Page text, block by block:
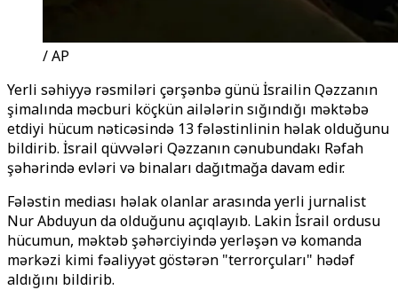
/ AP
Yerli səhiyyə rəsmiləri çərşənbə günü İsrailin Qəzzanın
şimalında məcburi köçkün ailələrin sığındığı məktəbə
etdiyi hücum nəticəsində 13 fələstinlinin həlak olduğunu
bildirib. İsrail qüvvələri Qəzzanın cənubundakı Rəfah
şəhərində evləri və binaları dağıtmağa davam edir.
Fələstin mediası həlak olanlar arasında yerli jurnalist
Nur Abduyun da olduğunu açıqlayıb. Lakin İsrail ordusu
hücumun, məktəb şəhərciyində yerləşən və komanda
mərkəzi kimi fəaliyyət göstərən "terrorçuları" hədəf
aldığını bildirib.